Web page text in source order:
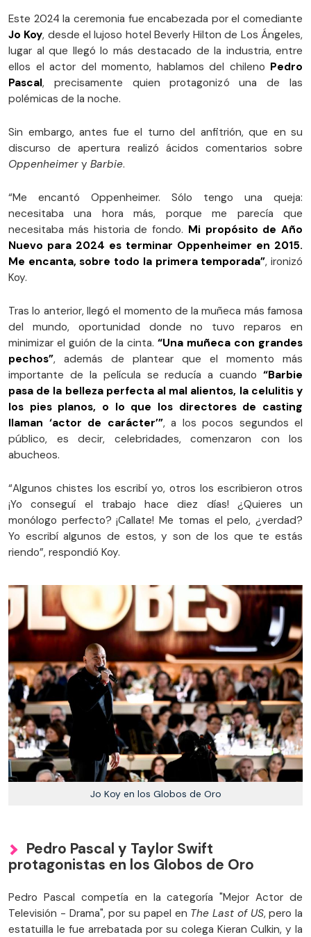
Este 2024 la ceremonia fue encabezada por el comediante
Jo Koy, desde el lujoso hotel Beverly Hilton de Los Ángeles,
lugar al que llegó lo más destacado de la industria, entre
ellos el actor del momento, hablamos del chileno Pedro
Pascal, precisamente quien protagonizó una de las
polémicas de la noche.
Sin embargo, antes fue el turno del anfitrión, que en su
discurso de apertura realizó ácidos comentarios sobre
Oppenheimer y Barbie.
“Me encantó Oppenheimer. Sólo tengo una queja:
necesitaba una hora más, porque me parecía que
necesitaba más historia de fondo. Mi propósito de Año
Nuevo para 2024 es terminar Oppenheimer en 2015.
Me encanta, sobre todo la primera temporada”, ironizó
Koy.
Tras lo anterior, llegó el momento de la muñeca más famosa
del mundo, oportunidad donde no tuvo reparos en
minimizar el guión de la cinta. “Una muñeca con grandes
pechos”, además de plantear que el momento más
importante de la película se reducía a cuando “Barbie
pasa de la belleza perfecta al mal alientos, la celulitis y
los pies planos, o lo que los directores de casting
llaman ‘actor de carácter’”, a los pocos segundos el
público, es decir, celebridades, comenzaron con los
abucheos.
“Algunos chistes los escribí yo, otros los escribieron otros
¡Yo conseguí el trabajo hace diez días! ¿Quieres un
monólogo perfecto? ¡Callate! Me tomas el pelo, ¿verdad?
Yo escribí algunos de estos, y son de los que te estás
riendo”, respondió Koy.
Jo Koy en los Globos de Oro
Pedro Pascal y Taylor Swift
protagonistas en los Globos de Oro
Pedro Pascal competía en la categoría "Mejor Actor de
Televisión - Drama", por su papel en The Last of US, pero la
estatuilla le fue arrebatada por su colega Kieran Culkin, y la